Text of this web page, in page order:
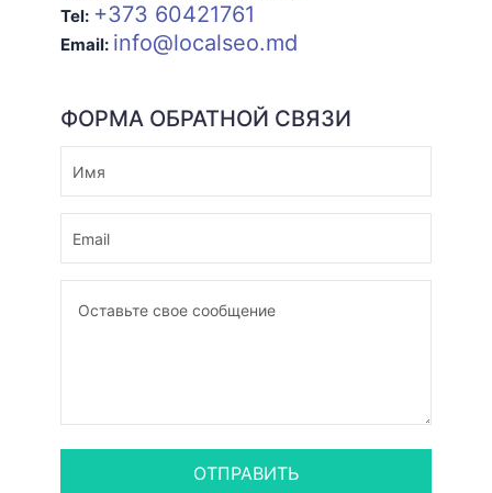
Tel: +373 60421761
Email: info@localseo.md
ФОРМА ОБРАТНОЙ СВЯЗИ
ОТПРАВИТЬ